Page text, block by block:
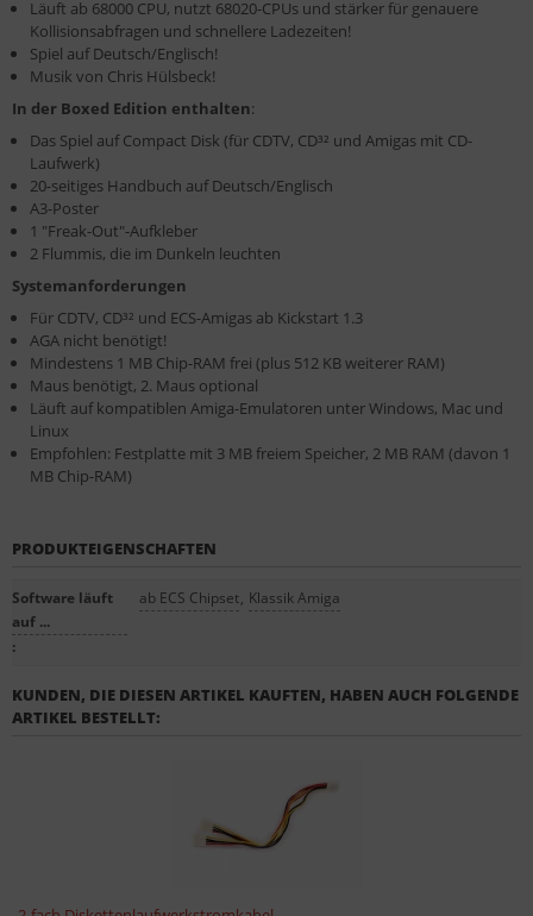
Läuft ab 68000 CPU, nutzt 68020-CPUs und stärker für genauere
Kollisionsabfragen und schnellere Ladezeiten!
Spiel auf Deutsch/Englisch!
Musik von Chris Hülsbeck!
In der Boxed Edition enthalten:
Das Spiel auf Compact Disk (für CDTV, CD³² und Amigas mit CD-
Laufwerk)
20-seitiges Handbuch auf Deutsch/Englisch
A3-Poster
1 "Freak-Out"-Aufkleber
2 Flummis, die im Dunkeln leuchten
Systemanforderungen
Für CDTV, CD³² und ECS-Amigas ab Kickstart 1.3
AGA nicht benötigt!
Mindestens 1 MB Chip-RAM frei (plus 512 KB weiterer RAM)
Maus benötigt, 2. Maus optional
Läuft auf kompatiblen Amiga-Emulatoren unter Windows, Mac und
Linux
Empfohlen: Festplatte mit 3 MB freiem Speicher, 2 MB RAM (davon 1
MB Chip-RAM)
PRODUKTEIGENSCHAFTEN
Software läuft
auf ...
:
ab ECS Chipset, Klassik Amiga
KUNDEN, DIE DIESEN ARTIKEL KAUFTEN, HABEN AUCH FOLGENDE
ARTIKEL BESTELLT: